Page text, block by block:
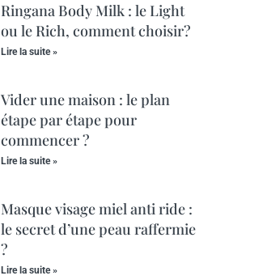
Ringana Body Milk : le Light
ou le Rich, comment choisir?
Lire la suite »
Vider une maison : le plan
étape par étape pour
commencer ?
Lire la suite »
Masque visage miel anti ride :
le secret d’une peau raffermie
?
Lire la suite »